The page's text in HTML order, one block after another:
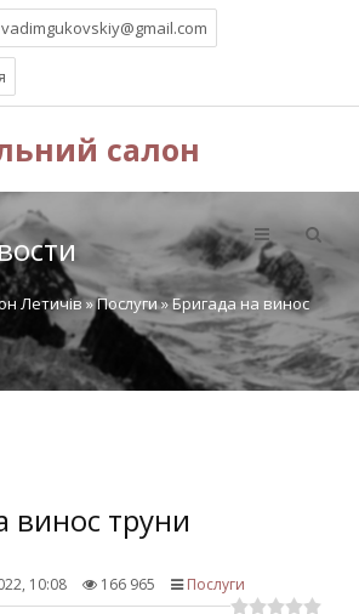
vadimgukovskiy@gmail.com
салон
Летичів»Послуги» Бригада на винос
винос труни
10:08 166 965 Послуги